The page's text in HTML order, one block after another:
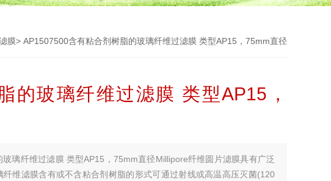
膜> AP1507500含有粘合剂树脂的玻璃纤维过滤膜 类型AP15，75mm直径
的玻璃纤维过滤膜 类型AP15，
璃纤维过滤膜 类型AP15，75mm直径Millipore纤维圆片滤膜具有广泛
维滤膜含有或不含粘合剂树脂的形式可通过射线或高温高压灭菌(120